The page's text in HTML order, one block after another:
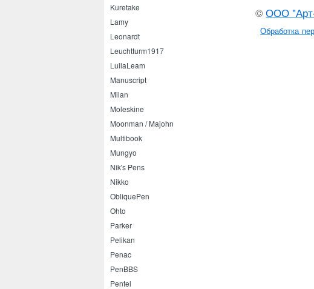
Kuretake
Lamy
Leonardt
Leuchtturm1917
LullaLeam
Manuscript
Milan
Moleskine
Moonman / Majohn
Multibook
Mungyo
Nik's Pens
Nikko
ObliquePen
Ohto
Parker
Pelikan
Penac
PenBBS
Pentel
©ООО
Обработка